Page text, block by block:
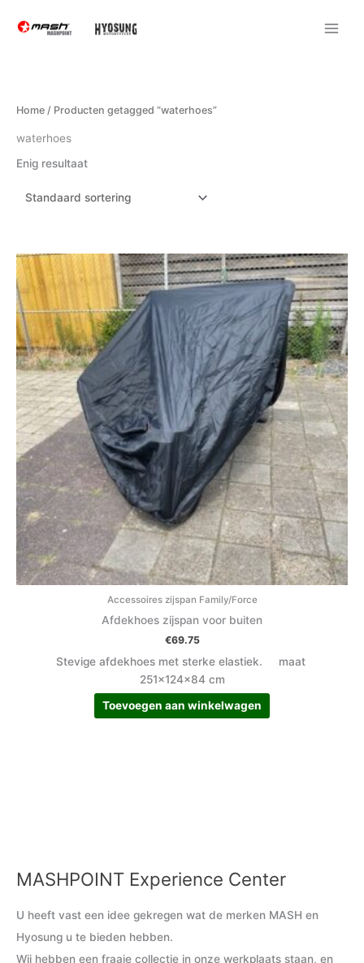
naar
Home / Producten getagged “waterhoes”
waterhoes
Enig resultaat
Accessoires zijspan Family/Force
Afdekhoes zijspan voor buiten
€69.75
Stevige afdekhoes met sterke elastiek. maat
251x124x84 cm
Toevoegen aan winkelwagen
MASHPOINT Experience Center
U heeft vast een idee gekregen wat de merken MASH en
Hyosung u te bieden hebben.
Wij hebben een fraaie collectie in onze werkplaats staan, en